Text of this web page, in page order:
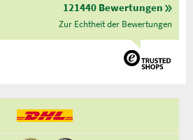
121440 Bewertungen
Zur Echtheit der Bewertungen